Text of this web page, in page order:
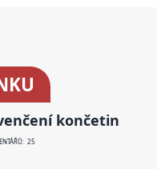
končetin
25